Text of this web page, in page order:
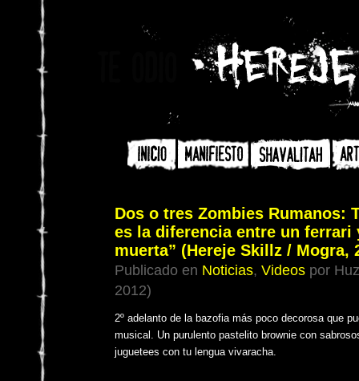
Dos o tres Zombies Rumanos:
es la diferencia entre un ferrari
muerta” (Hereje Skillz / Mogra,
Publicado en Noticias, Videospor
2012)
2º adelanto de la bazofia más poco decorosa que
musical. Un purulento pastelito brownie con
juguetees con tu lengua vivaracha.